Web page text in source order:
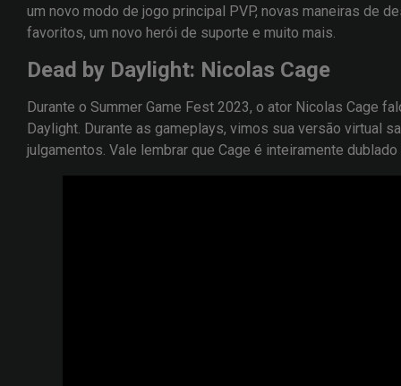
um novo modo de jogo principal PVP, novas maneiras de
favoritos, um novo herói de suporte e muito mais.
Dead by Daylight: Nicolas Cage
Durante o Summer Game Fest 2023, o ator Nicolas Cage
Daylight. Durante as gameplays, vimos sua versão virtual
julgamentos. Vale lembrar que Cage é inteiramente